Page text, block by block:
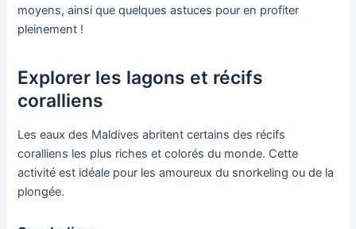
moyens, ainsi que quelques astuces pour en profiter
pleinement !
Explorer les lagons et récifs
coralliens
Les eaux des Maldives abritent certains des récifs
coralliens les plus riches et colorés du monde. Cette
activité est idéale pour les amoureux du snorkeling ou de la
plongée.